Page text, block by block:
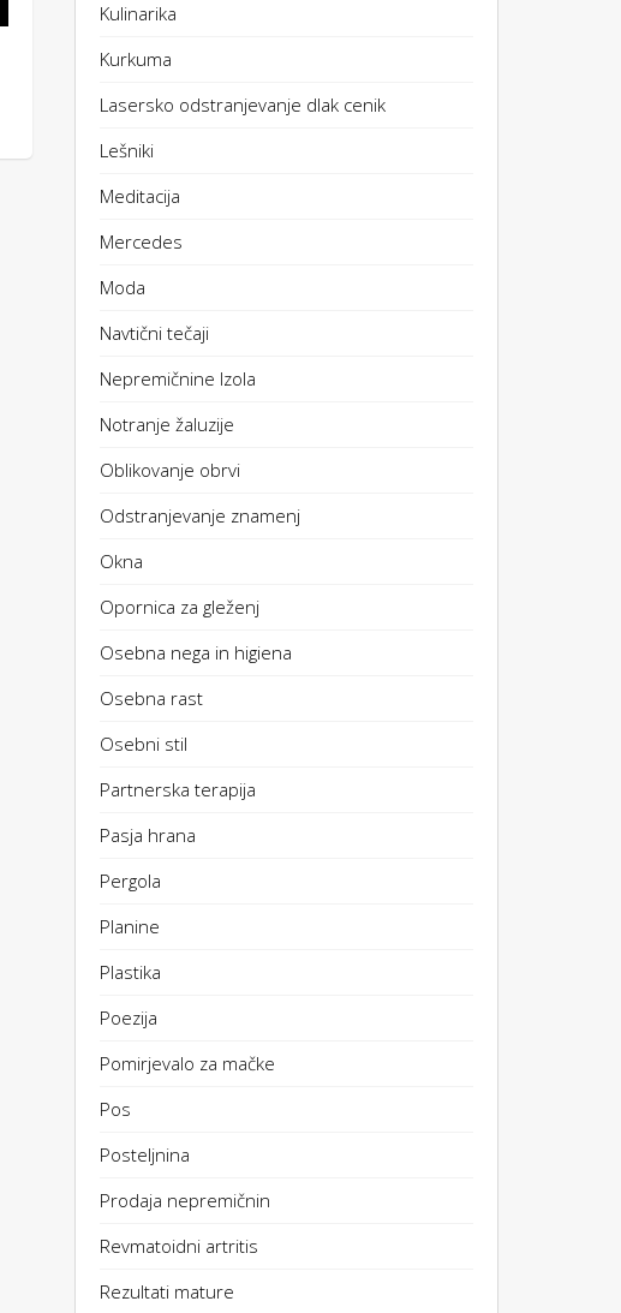
Kulinarika
Kurkuma
Lasersko odstranjevanje dlak cenik
Lešniki
Meditacija
Mercedes
Moda
Navtični tečaji
Nepremičnine Izola
Notranje žaluzije
Oblikovanje obrvi
Odstranjevanje znamenj
Okna
Opornica za gleženj
Osebna nega in higiena
Osebna rast
Osebni stil
Partnerska terapija
Pasja hrana
Pergola
Planine
Plastika
Poezija
Pomirjevalo za mačke
Pos
Posteljnina
Prodaja nepremičnin
Revmatoidni artritis
Rezultati mature